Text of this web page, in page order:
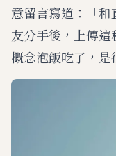
意留言寫道：「
友分手後，上傳
概念泡飯吃了，是